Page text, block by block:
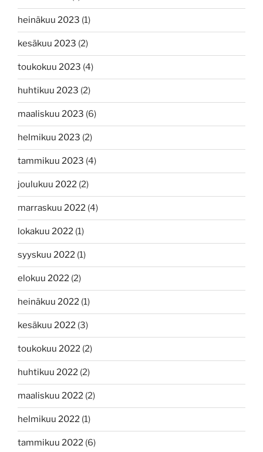
heinäkuu 2023 (1)
kesäkuu 2023 (2)
toukokuu 2023 (4)
huhtikuu 2023 (2)
maaliskuu 2023 (6)
helmikuu 2023 (2)
tammikuu 2023 (4)
joulukuu 2022 (2)
marraskuu 2022 (4)
lokakuu 2022 (1)
syyskuu 2022 (1)
elokuu 2022 (2)
heinäkuu 2022 (1)
kesäkuu 2022 (3)
toukokuu 2022 (2)
huhtikuu 2022 (2)
maaliskuu 2022 (2)
helmikuu 2022 (1)
tammikuu 2022 (6)